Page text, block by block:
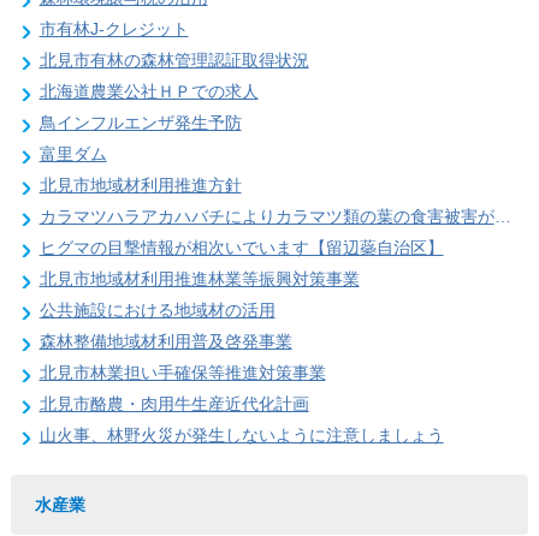
市有林J-クレジット
北見市有林の森林管理認証取得状況
北海道農業公社ＨＰでの求人
鳥インフルエンザ発生予防
富里ダム
北見市地域材利用推進方針
カラマツハラアカハバチによりカラマツ類の葉の食害被害が発生することがあります
ヒグマの目撃情報が相次いでいます【留辺蘂自治区】
北見市地域材利用推進林業等振興対策事業
公共施設における地域材の活用
森林整備地域材利用普及啓発事業
北見市林業担い手確保等推進対策事業
北見市酪農・肉用牛生産近代化計画
山火事、林野火災が発生しないように注意しましょう
水産業